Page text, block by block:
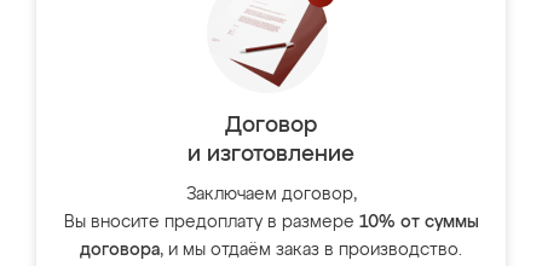
Договор
и изготовление
Заключаем договор,
Вы вносите предоплату в размере 10% от суммы
договора, и мы отдаём заказ в производство.